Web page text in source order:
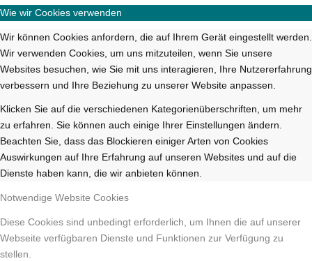
Wie wir Cookies verwenden
Wir können Cookies anfordern, die auf Ihrem Gerät eingestellt werden.
Wir verwenden Cookies, um uns mitzuteilen, wenn Sie unsere
Websites besuchen, wie Sie mit uns interagieren, Ihre Nutzererfahrung
verbessern und Ihre Beziehung zu unserer Website anpassen.
Klicken Sie auf die verschiedenen Kategorienüberschriften, um mehr
zu erfahren. Sie können auch einige Ihrer Einstellungen ändern.
Beachten Sie, dass das Blockieren einiger Arten von Cookies
Auswirkungen auf Ihre Erfahrung auf unseren Websites und auf die
Dienste haben kann, die wir anbieten können.
Notwendige Website Cookies
Diese Cookies sind unbedingt erforderlich, um Ihnen die auf unserer
Webseite verfügbaren Dienste und Funktionen zur Verfügung zu
stellen.